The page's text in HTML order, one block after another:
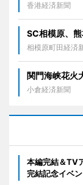
香港経済新聞
SC相模原、
相模原町田経済
関門海峡花火
小倉経済新聞
本編完結＆TV
完結記念イベ